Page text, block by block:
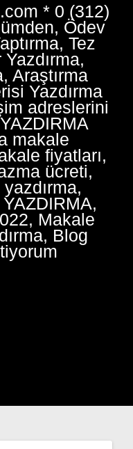
* 0 (312)
Ödev
Tez
Araştırma
Yazdırma
adreslerini
makale
fiyatları,
ücreti,
Makale
Blog